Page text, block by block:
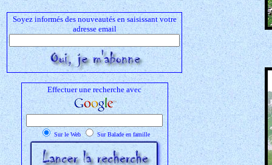
Soyez informés des nouveautés en saisissant votre
adresse email
Effectuer une recherche avec
Sur le Web Sur Balade en famille